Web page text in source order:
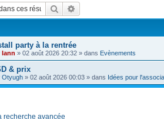
Rechercher
party à la rentrée
lann » 02 août 2026 20:32 » dans Evènements
& prix
Otyugh » 02 août 2026 00:03 » dans Idées pour
recherche avancée